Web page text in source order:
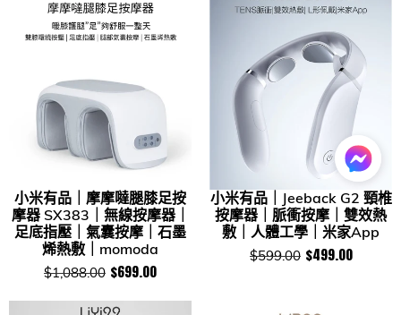
小米有品｜摩摩噠腿膝足按
摩器 SX383｜無線按摩器｜
足底指壓｜氣囊按摩｜石墨
烯熱敷｜momoda
$1,088.00 $699.00
小米有品｜Jeeback G2 頸椎
按摩器｜脈衝按摩｜雙效熱
敷｜人體工學｜米家App
$599.00 $499.00